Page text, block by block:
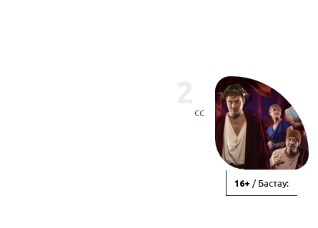
сс
16+ / Бастау: